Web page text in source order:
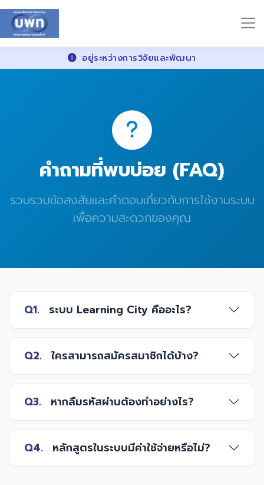
อยู่ระหว่างการวิจัยและพัฒนา
คำถามที่พบบ่อย (FAQ)
รวบรวมข้อสงสัยและคำตอบเกี่ยวกับการใช้งานระบบ
เพื่อความสะดวกของคุณ
Q1. ระบบ Learning City คืออะไร?
Q2. ใครสามารถสมัครสมาชิกได้บ้าง?
Q3. หากลืมรหัสผ่านต้องทำอย่างไร?
Q4. หลักสูตรในระบบมีค่าใช้จ่ายหรือไม่?